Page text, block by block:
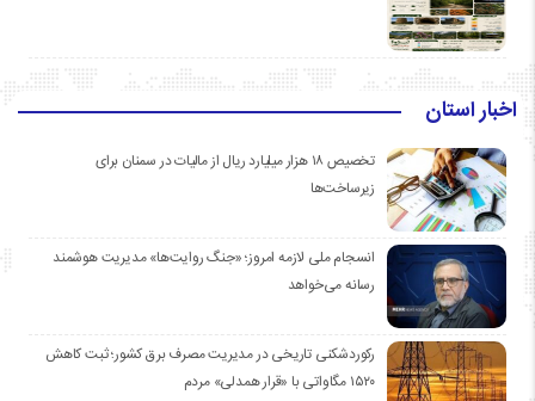
اخبار استان
تخصیص ۱۸ هزار میلیارد ریال از مالیات در سمنان برای
زیرساخت‌ها
انسجام ملی لازمه امروز؛ «جنگ روایت‌ها» مدیریت هوشمند
رسانه می‌خواهد
رکوردشکنی تاریخی در مدیریت مصرف برق کشور؛ ثبت کاهش
۱۵۲۰ مگاواتی با «قرار همدلی» مردم